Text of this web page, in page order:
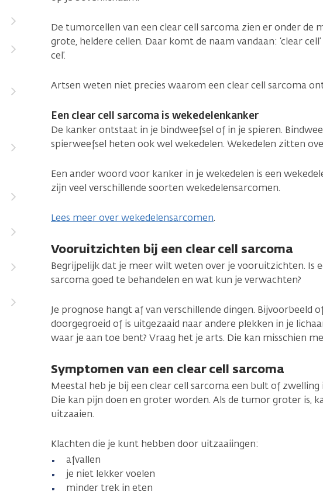
De tumorcellen van een clear cell sarcoma zien er onder de
grote, heldere cellen. Daar komt de naam vandaan: ‘clear
cel’.
Artsen weten niet precies waarom een clear cell sarcoma
Een clear cell sarcoma is wekedelenkanker
De kanker ontstaat in je bindweefsel of in je spieren.
spierweefsel heten ook wel wekedelen. Wekedelen zitten
Een ander woord voor kanker in je wekedelen is een
zijn veel verschillende soorten wekedelensarcomen.
Lees meer over wekedelensarcomen.
Vooruitzichten bij een clear cell sarcoma
Begrijpelijk dat je meer wilt weten over je vooruitzichten. Is
sarcoma goed te behandelen en wat kun je verwachten?
Je prognose hangt af van verschillende dingen. Bijvoorbeeld
doorgegroeid of is uitgezaaid naar andere plekken in je
waar je aan toe bent? Vraag het je arts. Die kan misschien
Symptomen van een clear cell sarcoma
Meestal heb je bij een clear cell sarcoma een bult of zwelling
Die kan pijn doen en groter worden. Als de tumor groter is,
uitzaaien.
Klachten die je kunt hebben door uitzaaiingen:
afvallen
je niet lekker voelen
minder trek in eten